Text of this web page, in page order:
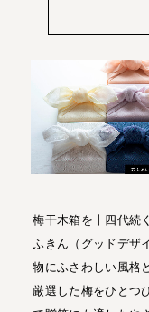
梅干木箱を十四代続
ふきん（グッドデザ
物にふさわしい風格
厳選した梅をひとつ